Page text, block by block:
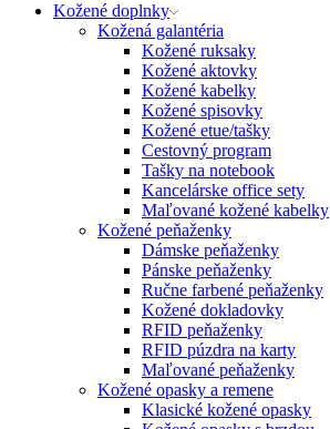
Kožené doplnky
Kožená galantéria
Kožené ruksaky
Kožené aktovky
Kožené kabelky
Kožené spisovky
Kožené etue/tašky
Cestovný program
Tašky na notebook
Kancelárske office sety
Maľované kožené kabelky
Kožené peňaženky
Dámske peňaženky
Pánske peňaženky
Ručne farbené peňaženky
Kožené dokladovky
RFID peňaženky
RFID púzdra na karty
Maľované peňaženky
Kožené opasky a remene
Klasické kožené opasky